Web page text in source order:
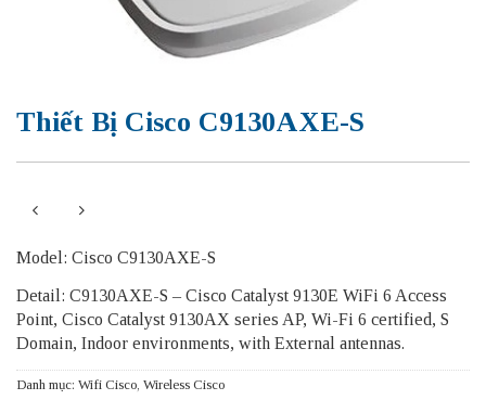
Thiết Bị Cisco C9130AXE-S
Model: Cisco C9130AXE-S
Detail: C9130AXE-S – Cisco Catalyst 9130E WiFi 6 Access
Point, Cisco Catalyst 9130AX series AP, Wi-Fi 6 certified, S
Domain, Indoor environments, with External antennas.
Danh mục: Wifi Cisco, Wireless Cisco